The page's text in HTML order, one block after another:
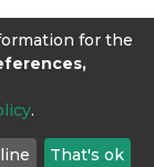
for the
.
That's ok